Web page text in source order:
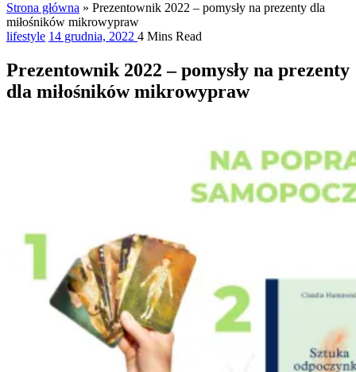
Strona główna » Prezentownik 2022 – pomysły na prezenty dla
miłośników mikrowypraw
lifestyle 14 grudnia, 2022 4 Mins Read
Prezentownik 2022 – pomysły na prezenty
dla miłośników mikrowypraw